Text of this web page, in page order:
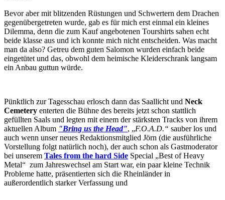
Bevor aber mit blitzenden Rüstungen und Schwertern dem Drachen
gegenübergetreten wurde, gab es für mich erst einmal ein kleines
Dilemma, denn die zum Kauf angebotenen Tourshirts sahen echt
beide klasse aus und ich konnte mich nicht entscheiden. Was macht
man da also? Getreu dem guten Salomon wurden einfach beide
eingetütet und das, obwohl dem heimische Kleiderschrank langsam
ein Anbau guttun würde.
Pünktlich zur Tagesschau erlosch dann das Saallicht und Neck
Cemetery enterten die Bühne des bereits jetzt schon stattlich
gefüllten Saals und legten mit einem der stärksten Tracks von ihrem
aktuellen Album "Bring us the Head", „F.O.A.D.“ sauber los und
auch wenn unser neues Redaktionsmitglied Jörn (die ausführliche
Vorstellung folgt natürlich noch), der auch schon als Gastmoderator
bei unserem Tales from the hard Side Special „Best of Heavy
Metal“ zum Jahreswechsel am Start war, ein paar kleine Technik
Probleme hatte, präsentierten sich die Rheinländer in
außerordentlich starker Verfassung und